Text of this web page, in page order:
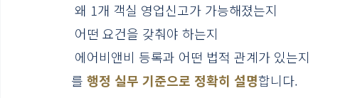
왜 1개 객실 영업신고가 가능해졌는지
어떤 요건을 갖춰야 하는지
에어비앤비 등록과 어떤 법적 관계가 있는지
를 행정 실무 기준으로 정확히 설명합니다.